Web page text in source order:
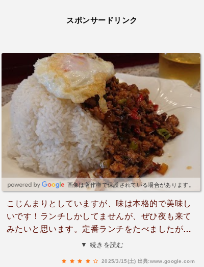
スポンサードリンク
画像は著作権で保護されている場合があります。
こじんまりとしていますが、味は本格的で美味し
いです！ランチしかしてませんが、ぜひ夜も来て
みたいと思います。定番ランチをたべましたが、
麺の単品も美味しそうです。1人でのランチにも
▼ 続きを読む
2025/3/15(土) 出典:www.google.com